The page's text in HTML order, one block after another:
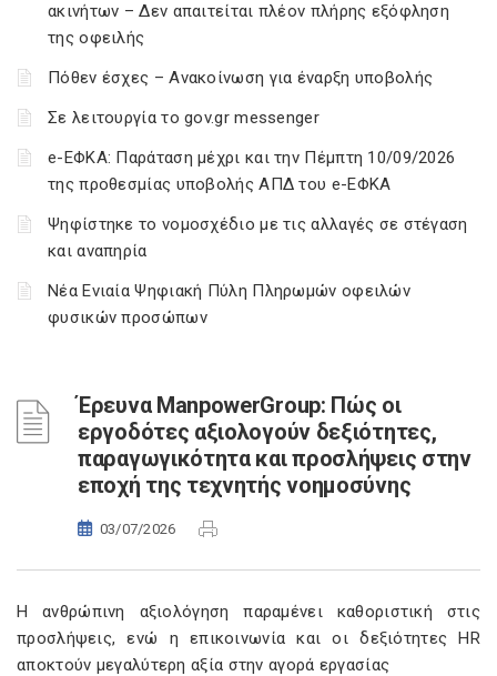
ακινήτων – Δεν απαιτείται πλέον πλήρης εξόφληση
της οφειλής
Πόθεν έσχες – Ανακοίνωση για έναρξη υποβολής
Σε λειτουργία το gov.gr messenger
e-ΕΦΚΑ: Παράταση μέχρι και την Πέμπτη 10/09/2026
της προθεσμίας υποβολής ΑΠΔ του e-ΕΦΚΑ
Ψηφίστηκε το νομοσχέδιο με τις αλλαγές σε στέγαση
και αναπηρία
Νέα Ενιαία Ψηφιακή Πύλη Πληρωμών οφειλών
φυσικών προσώπων
Έρευνα ManpowerGroup: Πώς οι
εργοδότες αξιολογούν δεξιότητες,
παραγωγικότητα και προσλήψεις στην
εποχή της τεχνητής νοημοσύνης
03/07/2026
Η ανθρώπινη αξιολόγηση παραμένει καθοριστική στις
προσλήψεις, ενώ η επικοινωνία και οι δεξιότητες HR
αποκτούν μεγαλύτερη αξία στην αγορά εργασίας